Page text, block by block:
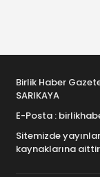
Birlik Haber
SARIKAYA
E-Posta :
Sitemizde
kaynaklarına